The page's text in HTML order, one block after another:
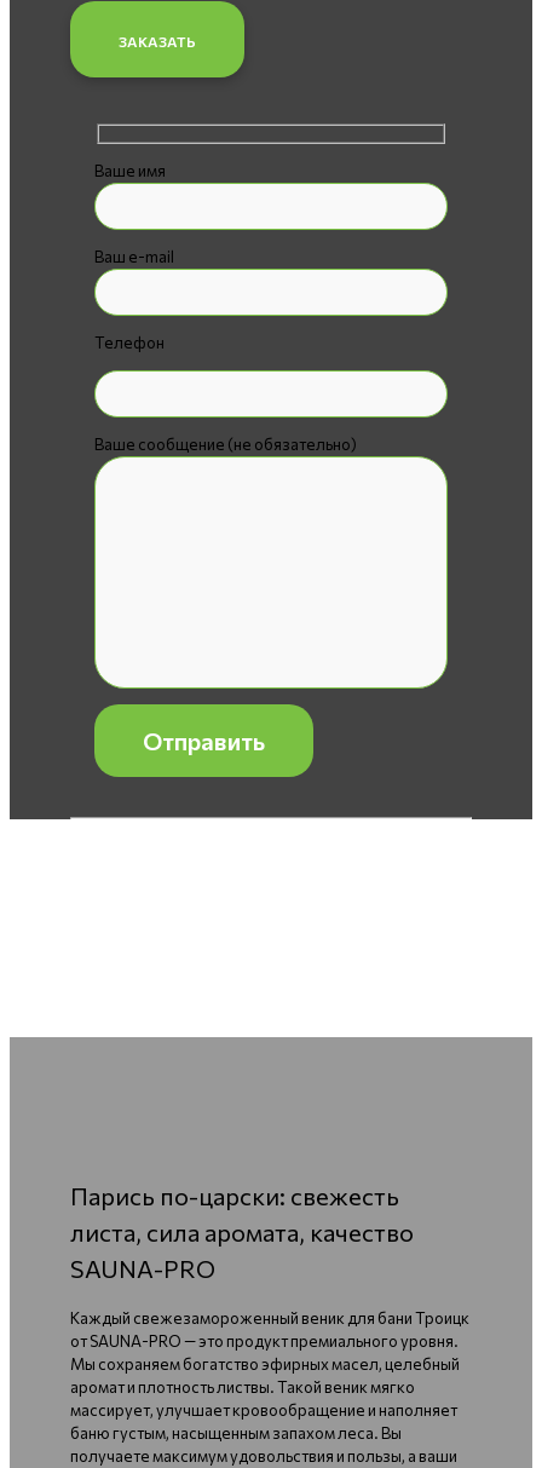
ЗАКАЗАТЬ
Ваше имя
Ваш e-mail
Телефон
Ваше сообщение (не обязательно)
Парись по-царски: свежесть
листа, сила аромата, качество
SAUNA-PRO
Каждый свежезамороженный веник для бани Троицк
от SAUNA-PRO — это продукт премиального уровня.
Мы сохраняем богатство эфирных масел, целебный
аромат и плотность листвы. Такой веник мягко
массирует, улучшает кровообращение и наполняет
баню густым, насыщенным запахом леса. Вы
получаете максимум удовольствия и пользы, а ваши